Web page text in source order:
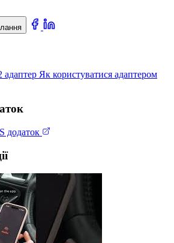
адаптер Як користуватися адаптером
додаток